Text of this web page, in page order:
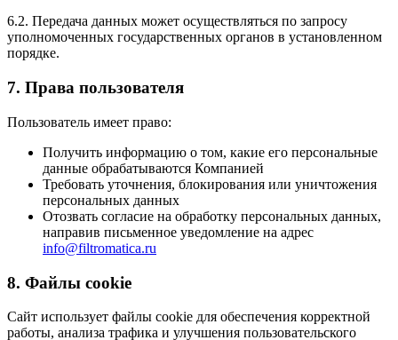
6.2. Передача данных может осуществляться по запросу
уполномоченных государственных органов в установленном
порядке.
7. Права пользователя
Пользователь имеет право:
Получить информацию о том, какие его персональные
данные обрабатываются Компанией
Требовать уточнения, блокирования или уничтожения
персональных данных
Отозвать согласие на обработку персональных данных,
направив письменное уведомление на адрес
info@filtromatica.ru
8. Файлы cookie
Сайт использует файлы cookie для обеспечения корректной
работы, анализа трафика и улучшения пользовательского